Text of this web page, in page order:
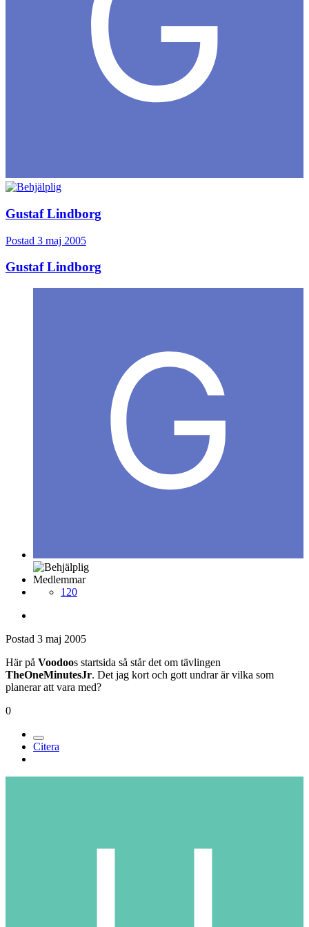
Gustaf Lindborg
Postad 3 maj 2005
Gustaf Lindborg
Medlemmar
120
Postad 3 maj 2005
Här på Voodoos startsida så står det om tävlingen
TheOneMinutesJr. Det jag kort och gott undrar är vilka som
planerar att vara med?
0
Citera